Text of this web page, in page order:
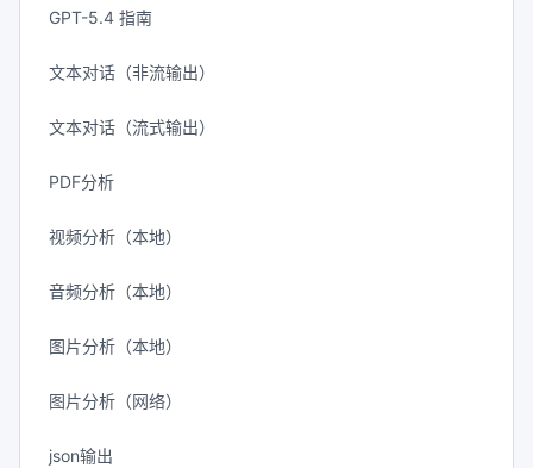
GPT-5.4 指南
文本对话（非流输出）
文本对话（流式输出）
PDF分析
视频分析（本地）
音频分析（本地）
图片分析（本地）
图片分析（网络）
json输出